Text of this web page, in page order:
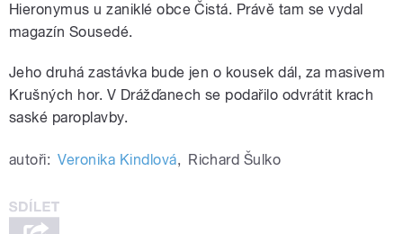
Hieronymus u zaniklé obce Čistá. Právě tam se vydal
magazín Sousedé.
Jeho druhá zastávka bude jen o kousek dál, za masivem
Krušných hor. V Drážďanech se podařilo odvrátit krach
saské paroplavby.
autoři: Veronika Kindlová, Richard Šulko